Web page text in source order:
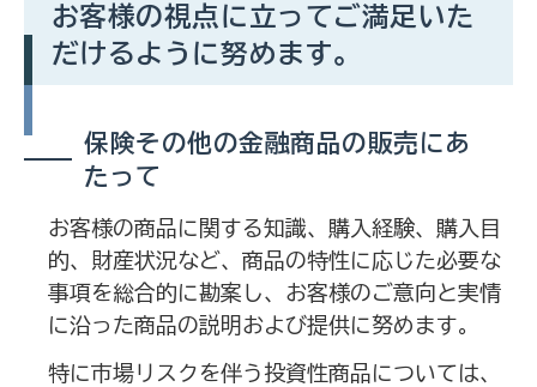
お客様の視点に立ってご満足いた
だけるように努めます。
保険その他の金融商品の販売にあ
たって
お客様の商品に関する知識、購入経験、購入目
的、財産状況など、商品の特性に応じた必要な
事項を総合的に勘案し、お客様のご意向と実情
に沿った商品の説明および提供に努めます。
特に市場リスクを伴う投資性商品については、